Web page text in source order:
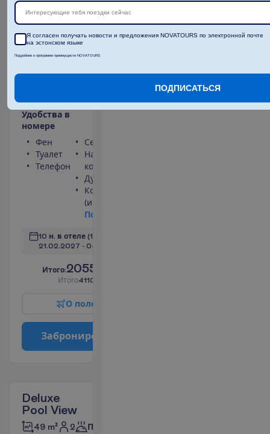
Standard
View
Удобства в
номере
Фен
Туалет
Телефон
Сейф
Набор для чая/
кофе
Душ
Кондиционер
(индивидуальный)
По
10 н. в отеле (11 н. всего)
21.02.2027 - 04.03.2027
Итого:2055.00
Итого4110.00
О поле
Заброниро
Deluxe
Pool View
49 m² 2 Полупансион
Интересующие тебя поездки сейчас
Я согласен получать новости и предложения NOVATOURS по электронной почте
на эстонском языке
Подробнее о программе преимуществ NOVATOURS
ПОДПИСАТЬСЯ